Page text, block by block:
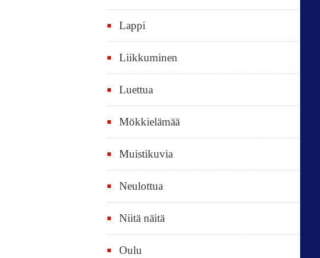
i
p
ä
ä
t
Lappi
Liikkuminen
Luettua
Mökkielämää
Muistikuvia
Neulottua
Niitä näitä
Oulu